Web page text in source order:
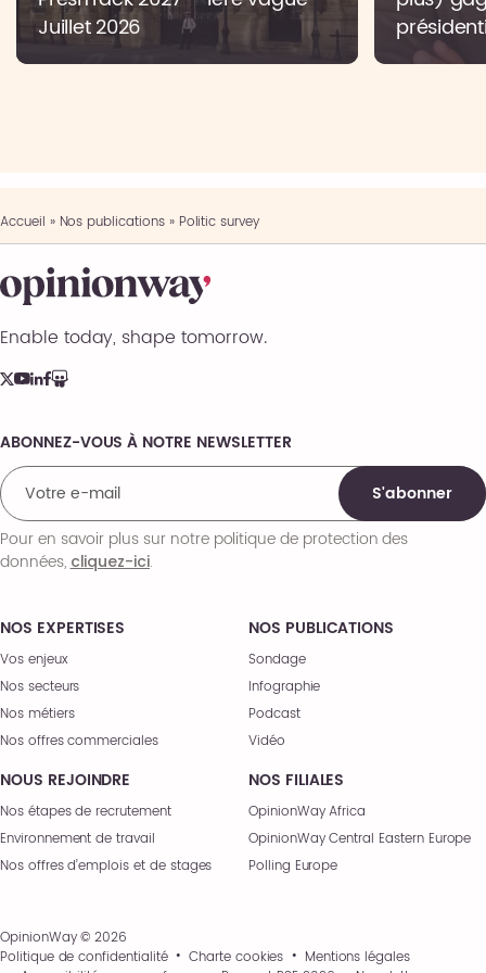
Juillet 2026
Accueil » Nos publications» Politic survey
Enable today, shape tomorrow.
NOS EXPERTISES
Vos enjeux
Nos secteurs
Nos métiers
Nos offres commerciales
NOS PUBLICATIONS
Sondage
Infographie
Podcast
Vidéo
NOUS REJOINDRE
Nos étapes de recrutement
Environnement de travail
Nos offres d’emplois et de stages
NOS FILIALES
OpinionWay Africa
OpinionWay Central Eastern Europe
Polling Europe
Comments
ABONNEZ-VOUS À NOTRE NEWSLETTER
S'abonner
Pour en savoir plus sur notre politique de protection des
données,cliquez-ici.
OpinionWay © 2026
Politique de confidentialité
Charte cookies
Mentions légales